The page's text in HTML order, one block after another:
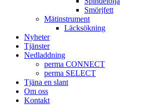
Smörjfett
Mätinstrument
Läcksökning
Nyheter
Tjänster
Nedladdning
perma CONNECT
perma SELECT
Tjäna en slant
Om oss
Kontakt